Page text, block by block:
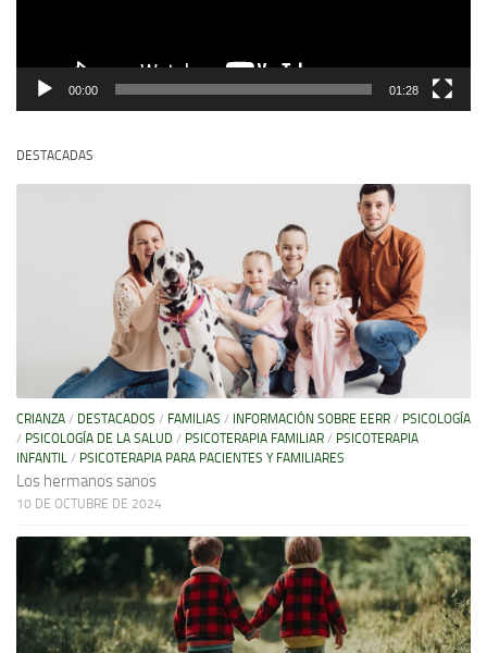
00:00 01:28
DESTACADAS
CRIANZA / DESTACADOS / FAMILIAS / INFORMACIÓN SOBRE EERR / PSICOLOGÍA
/ PSICOLOGÍA DE LA SALUD / PSICOTERAPIA FAMILIAR / PSICOTERAPIA
INFANTIL / PSICOTERAPIA PARA PACIENTES Y FAMILIARES
Los hermanos sanos
10 DE OCTUBRE DE 2024